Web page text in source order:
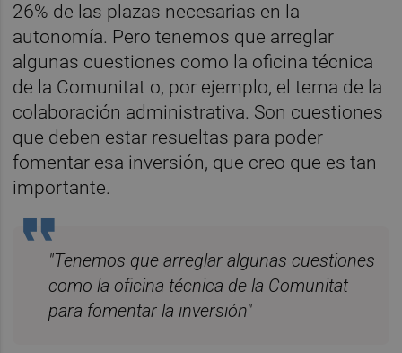
26% de las plazas necesarias en la
autonomía. Pero tenemos que arreglar
algunas cuestiones como la oficina técnica
de la Comunitat o, por ejemplo, el tema de la
colaboración administrativa. Son cuestiones
que deben estar resueltas para poder
fomentar esa inversión, que creo que es tan
importante.
"Tenemos que arreglar algunas cuestiones
como la oficina técnica de la Comunitat
para fomentar la inversión"